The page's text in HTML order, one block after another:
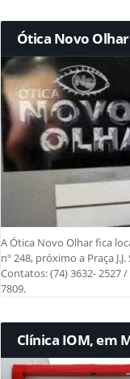
Ótica Novo Olhar
A Ótica Novo Olhar fica
nº 248, próximo a Praça
Contatos: (74) 3632- 2527
7809.
Clínica IOM, em